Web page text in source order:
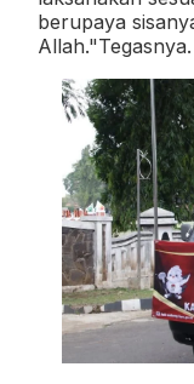
berupaya
Allah."Tegasnya.